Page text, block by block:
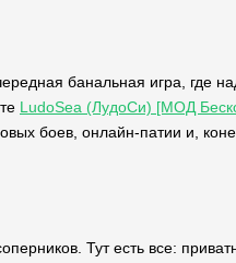
банальная игра, где
LudoSea (ЛудоСи) [МОД
боев, онлайн-патии и,
Тут есть все: